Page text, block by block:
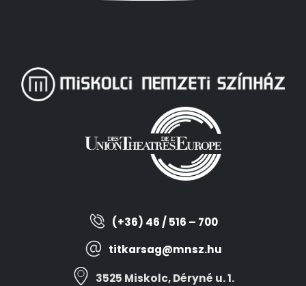
(+36) 46 / 516 – 700
titkarsag@mnsz.hu
3525 Miskolc, Déryné u. 1.